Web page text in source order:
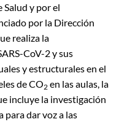
y por el
por la Dirección
realiza la
CoV-2 y sus
y estructurales en el
de CO2 en las aulas, la
incluye la investigación
dar voz a las